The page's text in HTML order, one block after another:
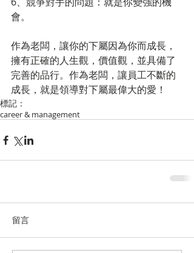
會。
作為老闆，讓你的下屬因為你而成長，
擁有正確的人生觀，價值觀，並具備了
完善的品行。作為老闆，讓員工不斷的
成長，就是領導對下屬最偉大的愛！
標記：
career & management
留言